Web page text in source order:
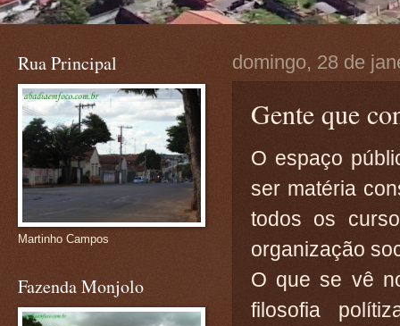
domingo, 28 de
Gente que
O espaço
ser matéria
todos os
organização
O que se vê
filosofia
Rua Principal
Martinho Campos
Fazenda Monjolo